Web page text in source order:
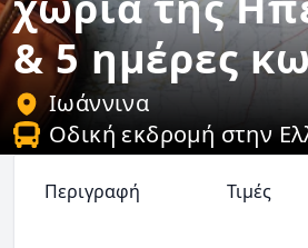
& 5 ημέρες
Ιωάννινα
Οδική εκδρομή στην
Περιγραφή Τιμές